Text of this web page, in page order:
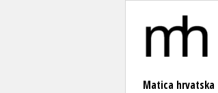
Matica hrvatska